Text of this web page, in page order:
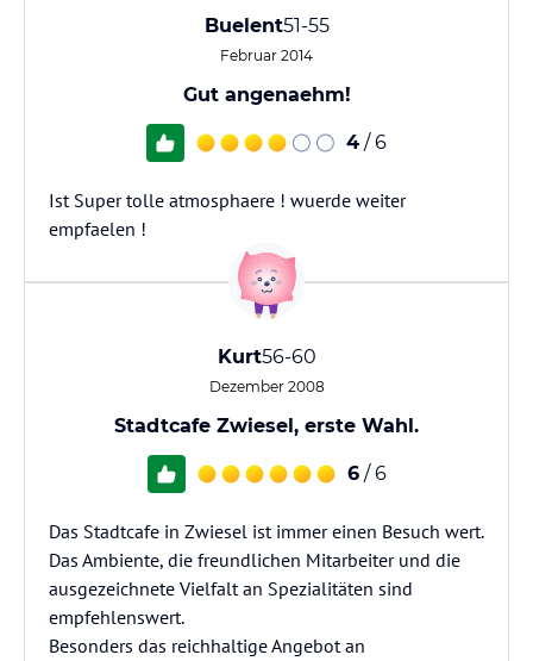
Buelent51-55
Februar 2014
Gut angenaehm!
4 / 6
Ist Super tolle atmosphaere ! wuerde weiter
empfaelen !
Kurt56-60
Dezember 2008
Stadtcafe Zwiesel, erste Wahl.
6 / 6
Das Stadtcafe in Zwiesel ist immer einen Besuch wert.
Das Ambiente, die freundlichen Mitarbeiter und die
ausgezeichnete Vielfalt an Spezialitäten sind
empfehlenswert.
Besonders das reichhaltige Angebot an